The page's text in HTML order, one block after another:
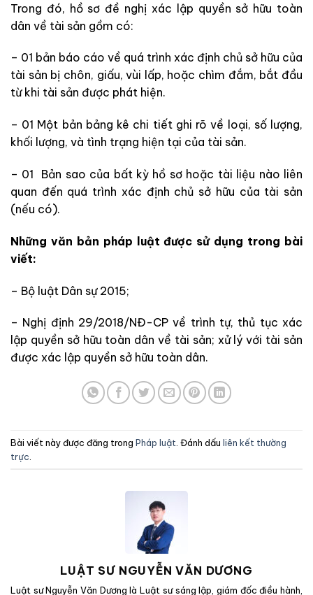
Trong đó, hồ sơ đề nghị xác lập quyền sở hữu toàn
dân về tài sản gồm có:
– 01 bản báo cáo về quá trình xác định chủ sở hữu của
tài sản bị chôn, giấu, vùi lấp, hoặc chìm đắm, bắt đầu
từ khi tài sản được phát hiện.
– 01 Một bản bảng kê chi tiết ghi rõ về loại, số lượng,
khối lượng, và tình trạng hiện tại của tài sản.
– 01 Bản sao của bất kỳ hồ sơ hoặc tài liệu nào liên
quan đến quá trình xác định chủ sở hữu của tài sản
(nếu có).
Những văn bản pháp luật được sử dụng trong bài
viết:
– Bộ luật Dân sự 2015;
– Nghị định 29/2018/NĐ-CP về trình tự, thủ tục xác
lập quyền sở hữu toàn dân về tài sản; xử lý với tài sản
được xác lập quyền sở hữu toàn dân.
Bài viết này được đăng trong Pháp luật . Đánh dấu liên kết thường
trực
LUẬT SƯ NGUYỄN VĂN DƯƠNG
Luật sư Nguyễn Văn Dương là Luật sư sáng lập, giám đốc điều hành,